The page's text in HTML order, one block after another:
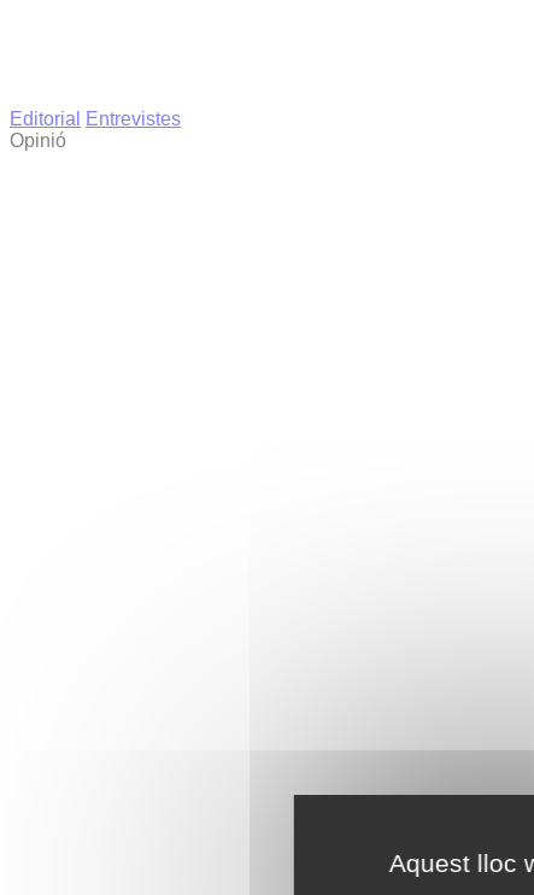
Aquest lloc
Editorial
Entrevistes
Opinió